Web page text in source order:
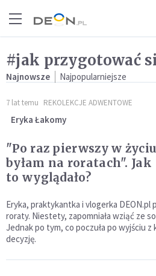
#jak przygotować
Najnowsze Najpopularniejsze
7 lat temu REKOLEKCJE ADWENTOWE
Eryka Łakomy
"Po raz pierwszy w życiu
byłam na roratach". Jak
to wyglądało?
Eryka, praktykantka i vlogerka DEON.pl
roraty. Niestety, zapomniała wziąć ze
Jednak po tym, co poczuła po wyjściu z
decyzję.